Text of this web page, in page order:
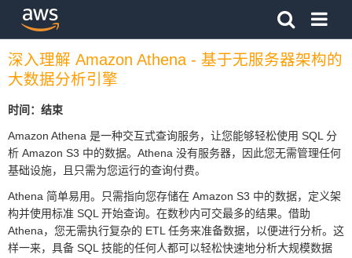
深入理解 Amazon Athena - 基于无服务器架构的
大数据分析引擎
时间：结束
Amazon Athena 是一种交互式查询服务，让您能够轻松使用 SQL 分
析 Amazon S3 中的数据。Athena 没有服务器，因此您无需管理任何
基础设施，且只需为您运行的查询付费。
Athena 简单易用。只需指向您存储在 Amazon S3 中的数据，定义架
构并使用标准 SQL 开始查询。在数秒内可交最多的结果。借助
Athena，您无需执行复杂的 ETL 任务来准备数据，以便进行分析。这
样一来，具备 SQL 技能的任何人都可以轻松快速地分析大规模数据